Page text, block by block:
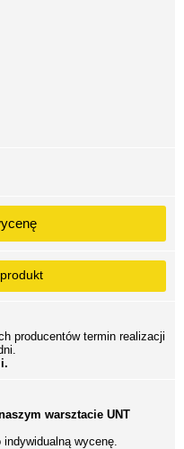
producentów termin realizacji
warsztacie UNT
wycenę.